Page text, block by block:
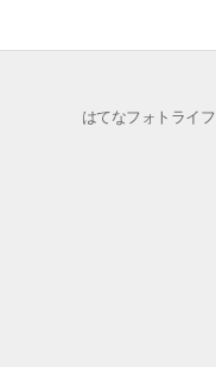
はてなフォトライフ